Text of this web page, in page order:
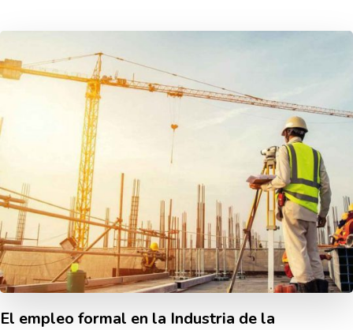
El empleo formal en la Industria de la